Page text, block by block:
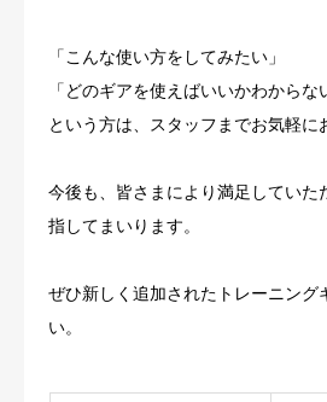
「こんな使い方をしてみたい」
「どのギアを使えばいいかわからな
という方は、スタッフまでお気軽に
今後も、皆さまにより満足していた
指してまいります。
ぜひ新しく追加されたトレーニング
い。